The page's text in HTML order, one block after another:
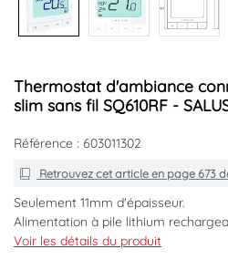
Thermostat d'ambiance connecté Zigbee ultra-
slim sans fil SQ610RF -
Référence : 603011302
Retrouvez cet article en page 673
Seulement 11mm d'épaisseur.
Alimentation à pile lithium
Compatible Amazon Alexa et Google
Voir les détails du produit